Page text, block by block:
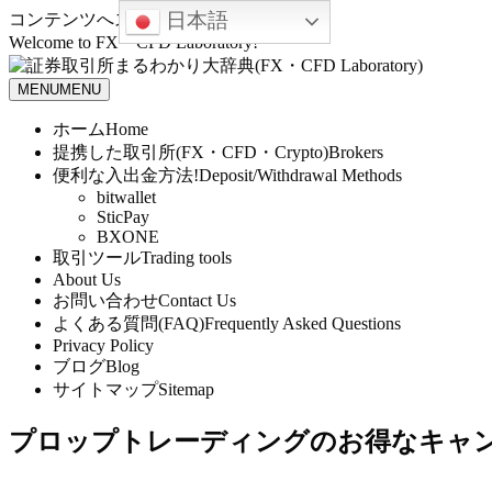
コンテンツへスキップ
Welcome to FX・CFD Laboratory!
MENUMENU
ホームHome
提携した取引所(FX・CFD・Crypto)Brokers
便利な入出金方法!Deposit/Withdrawal Methods
bitwallet
SticPay
BXONE
取引ツールTrading tools
About Us
お問い合わせContact Us
よくある質問(FAQ)Frequently Asked Questions
Privacy Policy
ブログBlog
サイトマップSitemap
プロップトレーディングのお得なキャ
日本語